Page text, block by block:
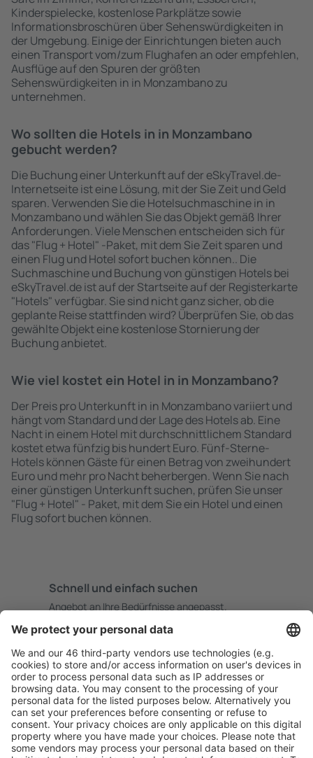
Kinderspielecke, kostenlose Parkplätze sowie
Informationsbroschüren über Sehenswürdigkeiten in
der Umgebung. Einige der Einrichtungen bieten auch
einen Transport vom/zum Flughafen an oder empfehlen,
Ausflüge auf den Spuren der größten
Sehenswürdigkeiten in in Monzambano zu
unternehmen.
Wo sollten die Hotels in in Monzambano
gebucht werden?
Die Buchung einer Unterkunft auf der eSkyTravel.de-
Internetseite ist eine Lösung, mit der Sie Zeit und Geld
sparen. Verwenden Sie die Hotelsuchmaschine in in
Monzambano und wählen Sie das Objekt gemäß Ihrer
Anforderungen. Viele Menschen entscheiden sich für
das "Flug + Hotel" -Paket, mit dem Sie Zeit sparen und
einen Flug und Hotel sofort buchen können.. Die
Suchmaschine und Buchung von günstigen Hotels bei
eSkyTravel.de ist auf der Startseite auf der Registerkarte
"Hotels" verfügbar. Sie sind nicht ganz sicher, ob die
geplante Reise stattfinden wird? Überprüfen Sie, ob das
gewählte Objekt eine kostenlose Stornierung der
Buchung anbietet.
Wie viel kostet ein Hotel in in Monzambano?
Der Preis pro Unterkunft in in Monzambano variiert und
hängt vom Standard und der Lage des Hotels ab. Eine
Nacht in einem Hotel mit durchschnittlichem Standard
kostet etwa fünfzig bis hundert Euro. Fünf-Sterne-
Hotels können Gäste für einen Betrag von zweihundert
Euro und mehr pro Nacht beherbergen. Wenn Sie nach
einer günstigen Unterkunft suchen, prüfen Sie unser
"Flug + Hotel" - Paket, mit dem Sie ein Hotel und einen
Flug sofort buchen können.
Schnell und einfach suchen
Angebot an Ihre Bedürfnisse angepasst.
Sicher planen
Buchen ohne Sorgen mit einer kostenlosen
Stornierungsoption.
Mehr sparen
Attraktive Preise und Spezialangebote für eingeloggte
Benutzer.